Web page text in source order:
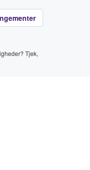
Tjek,